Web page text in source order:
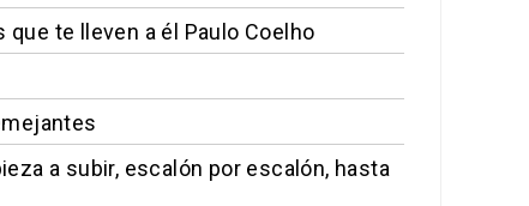
te lleven a él Paulo Coelho
a subir, escalón por escalón, hasta